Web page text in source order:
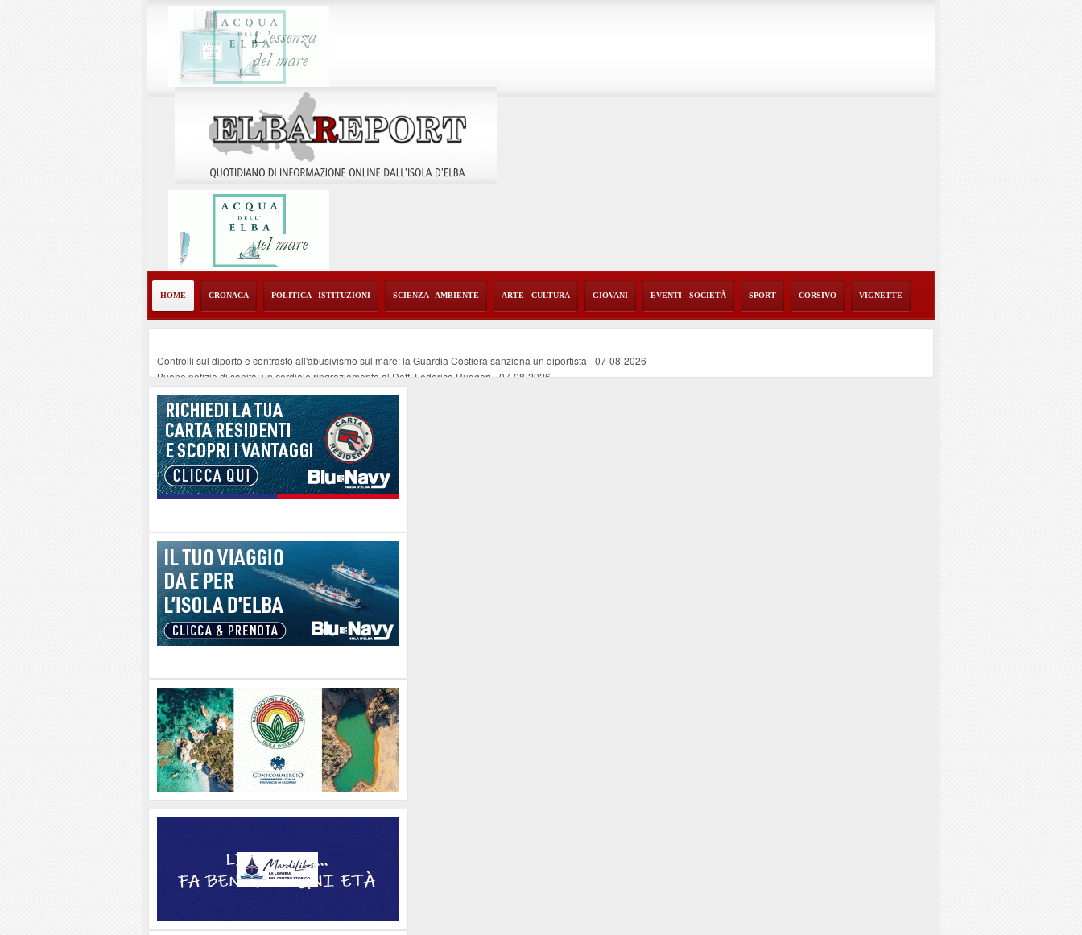
HOME CRONACA POLITICA - ISTITUZIONI SCIENZA - AMBIENTE ARTE - CULTURA GIOVANI EVENTI - SOCIETÀ SPORT CORSIVO VIGNETTE
Controlli sul diporto e contrasto all'abusivismo sul mare: la Guardia Costiera sanziona un diportista -07-08-2026
Buone notizie di sanità: un cordiale ringraziamento al Dott. Federico Ruggeri-07-08-2026
Altiero Spinelli e Ursula Hirschmann all'Elba: riaffiora una testimonianza del 1966
Capoliveri, potenziata la pulizia dei bordi stradali-07-08-2026
Marina di Campo tra i porti interessati dal nuovo piano dell'Autorità portuale regionale